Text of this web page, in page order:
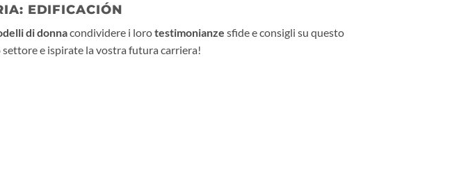
EDIFICACIÓN
di donnacondividere i lorotestimonianze sfide e consigli su questo
e ispirate la vostra futura carriera!